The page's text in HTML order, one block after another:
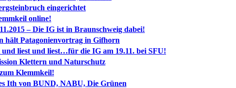
eingerichtet
online!
– Die IG ist in Braunschweig dabei!
hält Patagonienvortrag in Gifhorn
liest und liest…für die IG am 19.11. bei SFU!
Klettern und Naturschutz
Klemmkeil!
Ith von BUND, NABU, Die Grünen